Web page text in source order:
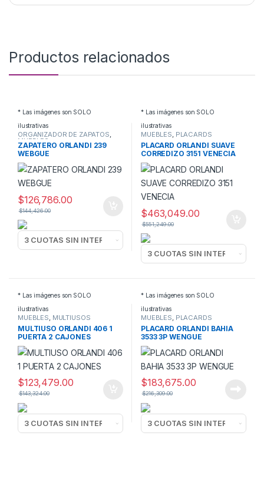
Productos relacionados
* Las imágenes son SOLO
ilustrativas
ORGANIZADOR DE ZAPATOS,
MUEBLES
ZAPATERO ORLANDI 239
WEBGUE
$126,786.00
$144,426.00
* Las imágenes son SOLO
ilustrativas
MUEBLES, PLACARDS
PLACARD ORLANDI SUAVE
CORREDIZO 3151 VENECIA
$463,049.00
$551,249.00
* Las imágenes son SOLO
ilustrativas
MUEBLES, MULTIUSOS
MULTIUSO ORLANDI 406 1
PUERTA 2 CAJONES
$123,479.00
$143,324.00
* Las imágenes son SOLO
ilustrativas
MUEBLES, PLACARDS
PLACARD ORLANDI BAHIA
3533 3P WENGUE
$183,675.00
$216,309.00